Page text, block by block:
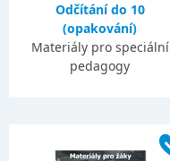
Odčítání do 10
(opakování)
Materiály pro speciální
pedagogy